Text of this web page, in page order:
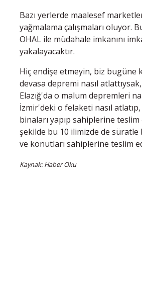
Bazı yerlerde maalesef
yağmalama çalışmaları oluyor.
OHAL ile müdahale imkanını
yakalayacaktır.
Hiç endişe etmeyin, biz bugüne
devasa depremi nasıl
Elazığ'da o malum depremleri
İzmir'deki o felaketi nasıl
binaları yapıp sahiplerine teslim
şekilde bu 10 ilimizde de süratle
ve konutları sahiplerine teslim
Kaynak: Haber Oku